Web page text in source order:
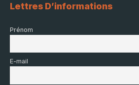
Lettres D’informations
Prénom
E-mail